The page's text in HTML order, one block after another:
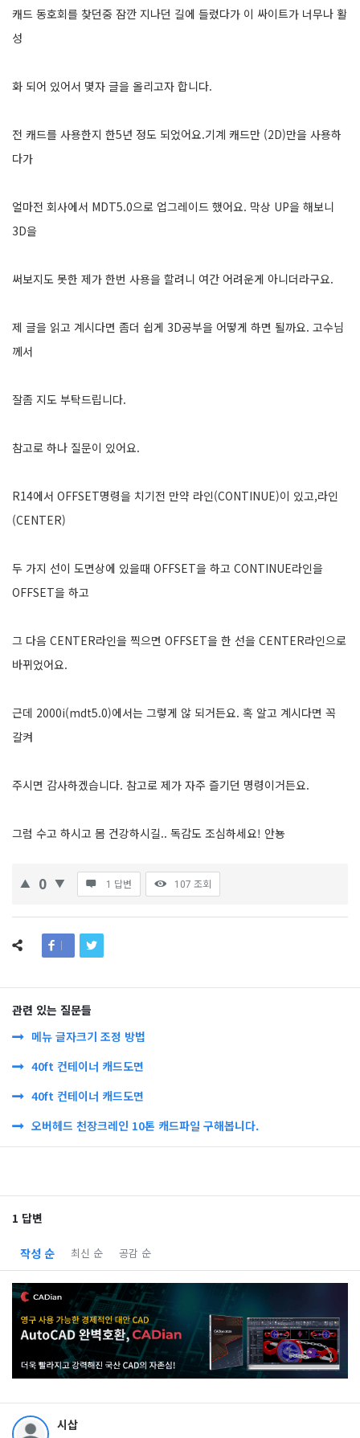
캐드 동호회를 찾던중 잠깐 지나던 길에 들렀다가 이 싸이트가 너무나 활
성
화 되어 있어서 몇자 글을 올리고자 합니다.
전 캐드를 사용한지 한5년 정도 되었어요.기계 캐드만 (2D)만을 사용하
다가
얼마전 회사에서 MDT5.0으로 업그레이드 했어요. 막상 UP을 해보니
3D을
써보지도 못한 제가 한번 사용을 할려니 여간 어려운게 아니더라구요.
제 글을 읽고 계시다면 좀더 쉽게 3D공부을 어떻게 하면 될까요. 고수님
께서
잘좀 지도 부탁드립니다.
참고로 하나 질문이 있어요.
R14에서 OFFSET명령을 치기전 만약 라인(CONTINUE)이 있고,라인
(CENTER)
두 가지 선이 도면상에 있을때 OFFSET을 하고 CONTINUE라인을
OFFSET을 하고
그 다음 CENTER라인을 찍으면 OFFSET을 한 선을 CENTER라인으로
바뀌었어요.
근데 2000i(mdt5.0)에서는 그렇게 않 되거든요. 혹 알고 계시다면 꼭
갈켜
주시면 감사하겠습니다. 참고로 제가 자주 즐기던 명령이거든요.
그럼 수고 하시고 몸 건강하시길.. 독감도 조심하세요! 안뇽
0 1 답변 107 조회
관련 있는 질문들
메뉴 글자크기 조정 방법
40ft 컨테이너 캐드도면
40ft 컨테이너 캐드도면
오버헤드 천장크레인 10톤 캐드파일 구해봅니다.
1 답변
작성 순 최신 순 공감 순
시삽